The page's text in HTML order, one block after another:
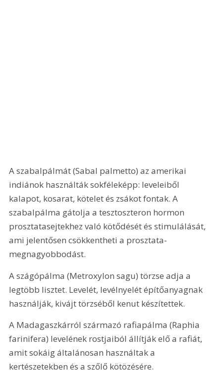
A szabalpálmát (Sabal palmetto) az amerikai
indiánok használták sokféleképp: leveleiből
kalapot, kosarat, kötelet és zsákot fontak. A
szabalpálma gátolja a tesztoszteron hormon
prosztatasejtekhez való kötődését és stimulálását,
ami jelentősen csökkentheti a prosztata-
megnagyobbodást.
A szágópálma (Metroxylon sagu) törzse adja a
legtöbb lisztet. Levelét, levélnyelét építőanyagnak
használják, kivájt törzséből kenut készítettek.
A Madagaszkárról származó rafiapálma (Raphia
farinifera) levelének rostjaiból állítják elő a rafiát,
amit sokáig általánosan használtak a
kertészetekben és a szőlő kötözésére.